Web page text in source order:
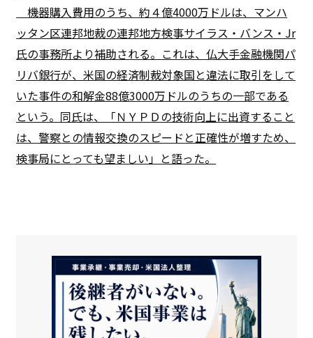
機器購入費用のうち、約４億4000万ドルは、マンハ
ッタン区連邦地裁の連邦地方検事サイラス・バンス・Jr
氏の事務所より補助される。これは、仏大手金融機関パ
リバ銀行が、米国の経済制裁対象国と違法に取引をして
いた事件の和解金88億3000万ドルのうちの一部である
という。同氏は、「ＮＹＰＤの技術向上に出資すること
は、警察との情報交換のスピードと正確性が増すため、
検事局にとっても望ましい」と語った。